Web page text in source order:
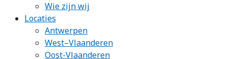
Wie zijn wij
Locaties
Antwerpen
West–Vlaanderen
Oost-Vlaanderen